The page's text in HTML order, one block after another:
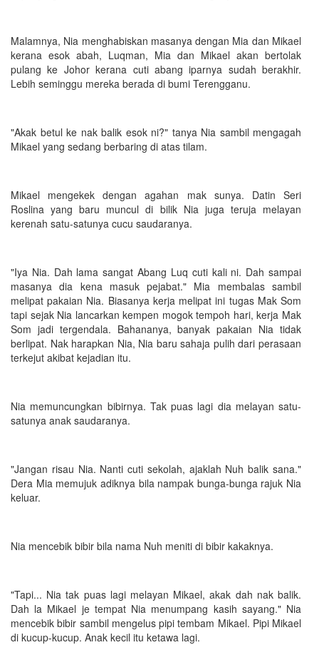
Malamnya, Nia menghabiskan masanya dengan Mia dan Mikael
kerana esok abah, Luqman, Mia dan Mikael akan bertolak
pulang ke Johor kerana cuti abang iparnya sudah berakhir.
Lebih seminggu mereka berada di bumi Terengganu.
"Akak betul ke nak balik esok ni?" tanya Nia sambil mengagah
Mikael yang sedang berbaring di atas tilam.
Mikael mengekek dengan agahan mak sunya. Datin Seri
Roslina yang baru muncul di bilik Nia juga teruja melayan
kerenah satu-satunya cucu saudaranya.
"Iya Nia. Dah lama sangat Abang Luq cuti kali ni. Dah sampai
masanya dia kena masuk pejabat." Mia membalas sambil
melipat pakaian Nia. Biasanya kerja melipat ini tugas Mak Som
tapi sejak Nia lancarkan kempen mogok tempoh hari, kerja Mak
Som jadi tergendala. Bahananya, banyak pakaian Nia tidak
berlipat. Nak harapkan Nia, Nia baru sahaja pulih dari perasaan
terkejut akibat kejadian itu.
Nia memuncungkan bibirnya. Tak puas lagi dia melayan satu-
satunya anak saudaranya.
"Jangan risau Nia. Nanti cuti sekolah, ajaklah Nuh balik sana."
Dera Mia memujuk adiknya bila nampak bunga-bunga rajuk Nia
keluar.
Nia mencebik bibir bila nama Nuh meniti di bibir kakaknya.
"Tapi... Nia tak puas lagi melayan Mikael, akak dah nak balik.
Dah la Mikael je tempat Nia menumpang kasih sayang." Nia
mencebik bibir sambil mengelus pipi tembam Mikael. Pipi Mikael
di kucup-kucup. Anak kecil itu ketawa lagi.